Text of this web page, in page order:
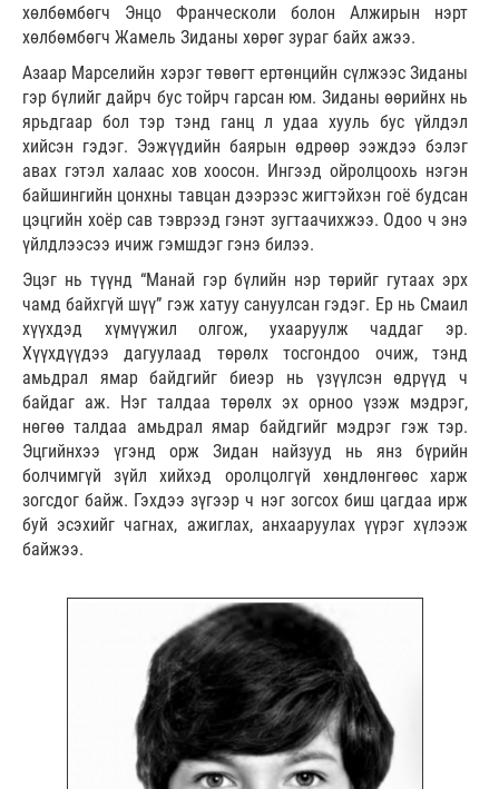
хөлбөмбөгч Энцо Франческоли болон Алжирын нэрт
хөлбөмбөгч Жамель Зиданы хөрөг зураг байх ажээ.
Азаар Марселийн хэрэг төвөгт ертөнцийн сүлжээс Зиданы
гэр бүлийг дайрч бус тойрч гарсан юм. Зиданы өөрийнх нь
ярьдгаар бол тэр тэнд ганц л удаа хууль бус үйлдэл
хийсэн гэдэг. Ээжүүдийн баярын өдрөөр ээждээ бэлэг
авах гэтэл халаас хов хоосон. Ингээд ойролцоохь нэгэн
байшингийн цонхны тавцан дээрээс жигтэйхэн гоё будсан
цэцгийн хоёр сав тэврээд гэнэт зугтаачихжээ. Одоо ч энэ
үйлдлээсээ ичиж гэмшдэг гэнэ билээ.
Эцэг нь түүнд “Манай гэр бүлийн нэр төрийг гутаах эрх
чамд байхгүй шүү” гэж хатуу сануулсан гэдэг. Ер нь Смаил
хүүхдэд хүмүүжил олгож, ухааруулж чаддаг эр.
Хүүхдүүдээ дагуулаад төрөлх тосгондоо очиж, тэнд
амьдрал ямар байдгийг биеэр нь үзүүлсэн өдрүүд ч
байдаг аж. Нэг талдаа төрөлх эх орноо үзэж мэдрэг,
нөгөө талдаа амьдрал ямар байдгийг мэдрэг гэж тэр.
Эцгийнхээ үгэнд орж Зидан найзууд нь янз бүрийн
болчимгүй зүйл хийхэд оролцолгүй хөндлөнгөөс харж
зогсдог байж. Гэхдээ зүгээр ч нэг зогсох биш цагдаа ирж
буй эсэхийг чагнах, ажиглах, анхааруулах үүрэг хүлээж
байжээ.